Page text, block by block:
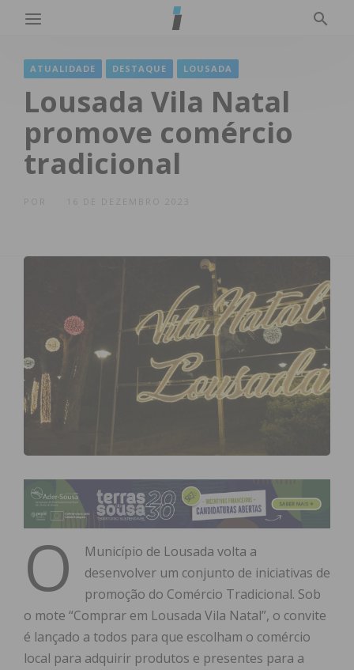
ATUALIDADE DESTAQUE LOUSADA
Lousada Vila Natal
promove comércio
tradicional
O
Município de Lousada volta a
desenvolver um conjunto de iniciativas de
promoção do Comércio Tradicional. Sob
o mote “Comprar em Lousada Vila Natal”, o convite
é lançado a todos para que escolham o comércio
local para adquirir produtos e presentes para a